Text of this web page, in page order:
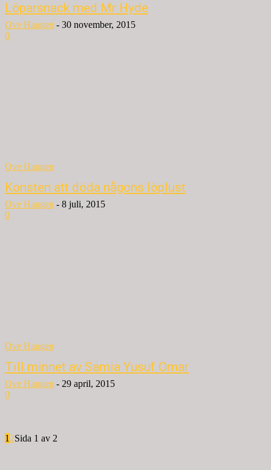
Löparsnack med Mr Hyde
Ove Haugen - 30 november, 2015
0
Ove Haugen
Konsten att döda någons löplust
Ove Haugen - 8 juli, 2015
0
Ove Haugen
Till minnet av Samia Yusuf Omar
Ove Haugen - 29 april, 2015
0
1 2Sida 1 av 2